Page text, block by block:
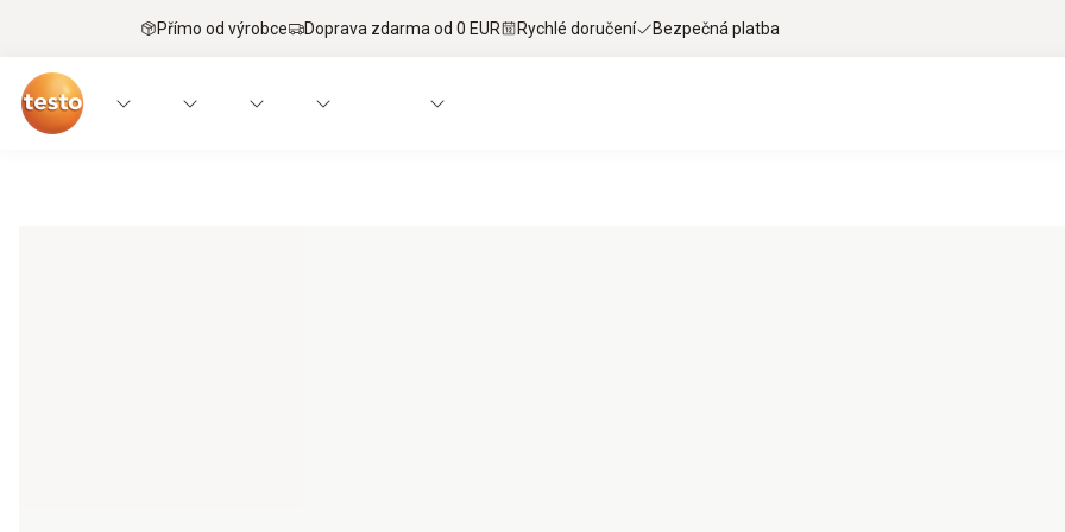
Přímo od výrobce Doprava zdarma od 0 EUR Rychlé doručení Bezpečná platba